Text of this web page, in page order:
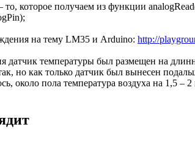
то, которое получаем из функции
на тему LM35 и Arduino: http://
датчик температуры был размещен на
но как только датчик был вынесен
около пола температура воздуха на 1,5 –